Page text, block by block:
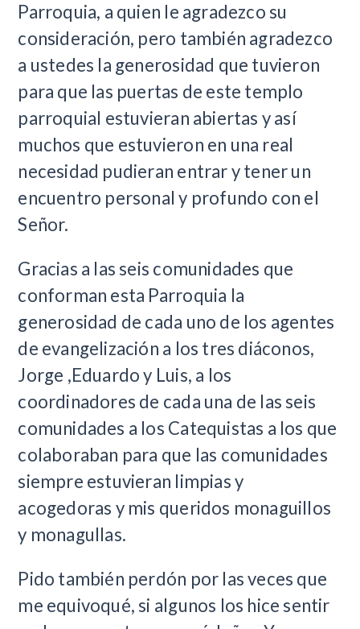
Parroquia, a quien le agradezco su
consideración, pero también agradezco
a ustedes la generosidad que tuvieron
para que las puertas de este templo
parroquial estuvieran abiertas y así
muchos que estuvieron en una real
necesidad pudieran entrar y tener un
encuentro personal y profundo con el
Señor.
Gracias a las seis comunidades que
conforman esta Parroquia la
generosidad de cada uno de los agentes
de evangelización a los tres diáconos,
Jorge ,Eduardo y Luis, a los
coordinadores de cada una de las seis
comunidades a los Catequistas a los que
colaboraban para que las comunidades
siempre estuvieran limpias y
acogedoras y mis queridos monaguillos
y monagullas.
Pido también perdón por las veces que
me equivoqué, si algunos los hice sentir